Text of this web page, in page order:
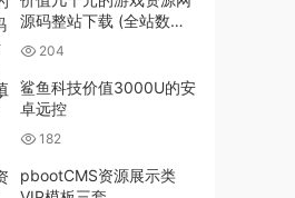
源码整站下载 (全站数据
打包)，数据里面有200多
个宝贝。
204
鲨鱼科技价值3000U的安
卓远控
182
pbootCMS资源展示类